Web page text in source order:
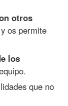
otros
os permite
los
que no